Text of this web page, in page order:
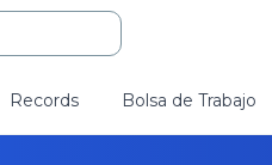
Records Bolsa de Trabajo